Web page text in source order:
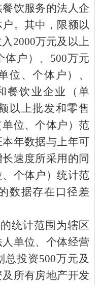
饮服务的法人企
。其中，限额以
2000万元及以上
户）、 500万元
位、个体户）、
餐饮业企业（单
以上批发和零售
位、个体户）范
年数据与上年可
速度所采用的同
个体户）统计范
数据存在口径差
统计范围为辖区
单位、个体经营
总投资500万元及
所有房地产开发